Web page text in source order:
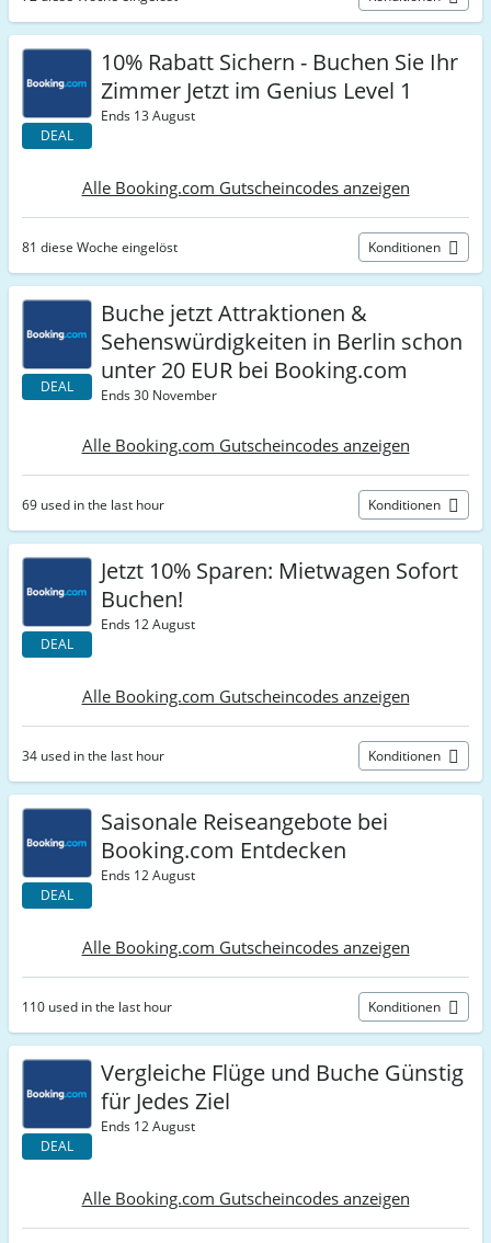
DEAL
10% Rabatt Sichern - Buchen Sie Ihr
Zimmer Jetzt im Genius Level 1
Ends 13 August
Alle Booking.com Gutscheincodes anzeigen
81 diese Woche eingelöst Konditionen
DEAL
Buche jetzt Attraktionen &
Sehenswürdigkeiten in Berlin schon
unter 20 EUR bei Booking.com
Ends 30 November
Alle Booking.com Gutscheincodes anzeigen
69 used in the last hour Konditionen
DEAL
Jetzt 10% Sparen: Mietwagen Sofort
Buchen!
Ends 12 August
Alle Booking.com Gutscheincodes anzeigen
34 used in the last hour Konditionen
DEAL
Saisonale Reiseangebote bei
Booking.com Entdecken
Ends 12 August
Alle Booking.com Gutscheincodes anzeigen
110 used in the last hour Konditionen
DEAL
Vergleiche Flüge und Buche Günstig
für Jedes Ziel
Ends 12 August
Alle Booking.com Gutscheincodes anzeigen